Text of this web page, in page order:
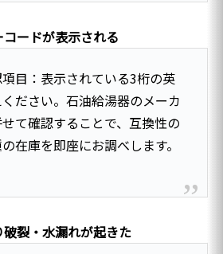
ードが表示される
目：表示されている3桁の英
ださい。石油給湯器のメーカ
て確認することで、互換性の
在庫を即座にお調べします。
裂・水漏れが起きた